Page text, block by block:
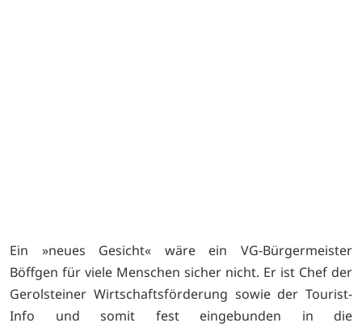
Ein »neues Gesicht« wäre ein VG-Bürgermeister
Böffgen für viele Menschen sicher nicht. Er ist Chef der
Gerolsteiner Wirtschaftsförderung sowie der Tourist-
Info und somit fest eingebunden in die